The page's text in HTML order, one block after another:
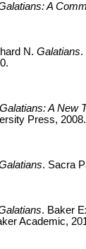
A
N. Galatians.
Galatians: A New
Press, 2008.
. Sacra
. Baker
Academic,